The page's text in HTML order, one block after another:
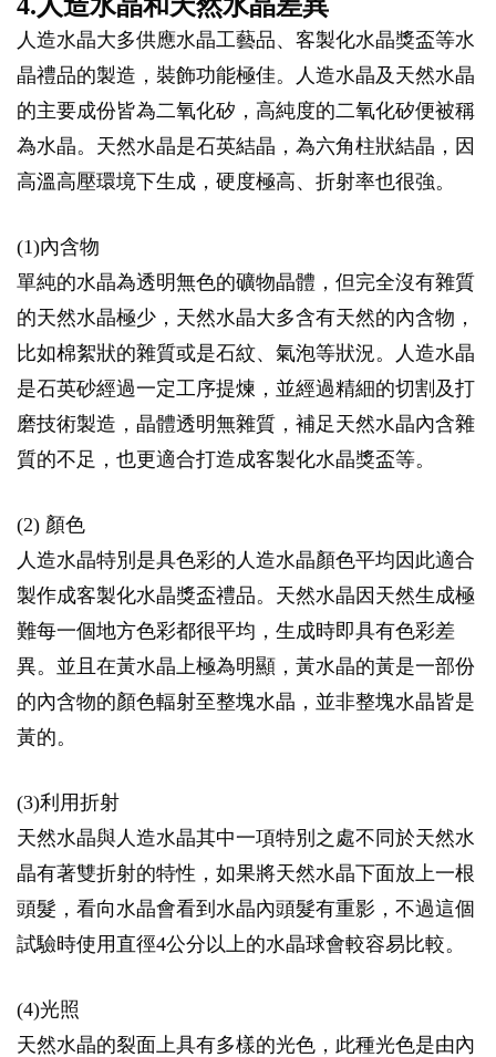
人造水晶大多供應水晶工藝品、客製化水晶獎盃等水
晶禮品的製造，裝飾功能極佳。人造水晶及天然水晶
的主要成份皆為二氧化矽，高純度的二氧化矽便被稱
為水晶。天然水晶是石英結晶，為六角柱狀結晶，因
高溫高壓環境下生成，硬度極高、折射率也很強。
(1)內含物
單純的水晶為透明無色的礦物晶體，但完全沒有雜質
的天然水晶極少，天然水晶大多含有天然的內含物，
比如棉絮狀的雜質或是石紋、氣泡等狀況。人造水晶
是石英砂經過一定工序提煉，並經過精細的切割及打
磨技術製造，晶體透明無雜質，補足天然水晶內含雜
質的不足，也更適合打造成客製化水晶獎盃等。
(2) 顏色
人造水晶特別是具色彩的人造水晶顏色平均因此適合
製作成客製化水晶獎盃禮品。天然水晶因天然生成極
難每一個地方色彩都很平均，生成時即具有色彩差
異。並且在黃水晶上極為明顯，黃水晶的黃是一部份
的內含物的顏色輻射至整塊水晶，並非整塊水晶皆是
黃的。
(3)利用折射
天然水晶與人造水晶其中一項特別之處不同於天然水
晶有著雙折射的特性，如果將天然水晶下面放上一根
頭髮，看向水晶會看到水晶內頭髮有重影，不過這個
試驗時使用直徑4公分以上的水晶球會較容易比較。
(4)光照
天然水晶的裂面上具有多樣的光色，此種光色是由內